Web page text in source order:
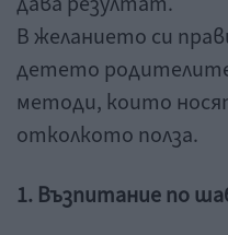
В желанието си
детето
методи, които
отколкото полза.
1. Възпитание по